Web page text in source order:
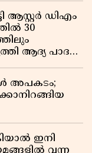
ആസ്റ്റർ ഡിഎം
30
ആദ്യ പാദ
അപകടം;
ഇനി